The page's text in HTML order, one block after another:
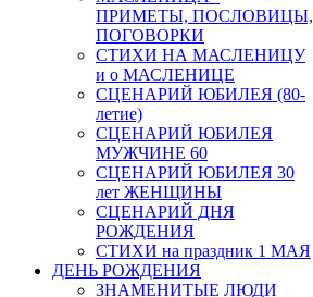
ПРИМЕТЫ, ПОСЛОВИЦЫ,
ПОГОВОРКИ
СТИХИ НА МАСЛЕНИЦУ
и о МАСЛЕНИЦЕ
СЦЕНАРИЙ ЮБИЛЕЯ (80-
летие)
СЦЕНАРИЙ ЮБИЛЕЯ
МУЖЧИНЕ 60
СЦЕНАРИЙ ЮБИЛЕЯ 30
лет ЖЕНЩИНЫ
СЦЕНАРИЙ ДНЯ
РОЖДЕНИЯ
СТИХИ на праздник 1 МАЯ
ДЕНЬ РОЖДЕНИЯ
ЗНАМЕНИТЫЕ ЛЮДИ